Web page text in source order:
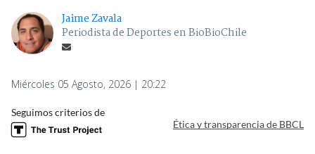
Jaime Zavala
Periodista de Deportes en BioBioChile
Miércoles 05 Agosto, 2026 | 20:22
Seguimos criterios de
Ética y transparencia de BBCL